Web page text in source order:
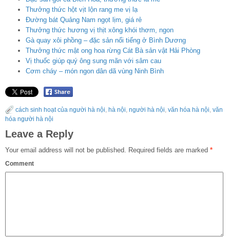
Thưởng thức hột vịt lộn rang me vị lạ
Đường bát Quảng Nam ngọt lịm, giá rẻ
Thưởng thức hương vị thịt xông khói thơm, ngon
Gà quay xôi phồng – đặc sản nổi tiếng ở Bình Dương
Thưởng thức mật ong hoa rừng Cát Bà sản vật Hải Phòng
Vị thuốc giúp quý ông sung mãn với sâm cau
Cơm cháy – món ngon dân dã vùng Ninh Bình
cách sinh hoạt của người hà nội, hà nội, người hà nội, văn hóa hà nội, văn
hóa người hà nội
Leave a Reply
Your email address will not be published. Required fields are marked *
Comment